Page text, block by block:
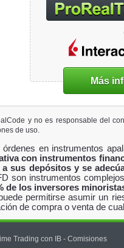
Más
y no es responsable del
de uso.
en instrumentos
con instrumentos
sus depósitos y se
son instrumentos
de los inversores
permitirse asumir un
de compra o venta de
Trading con IB - Comisiones